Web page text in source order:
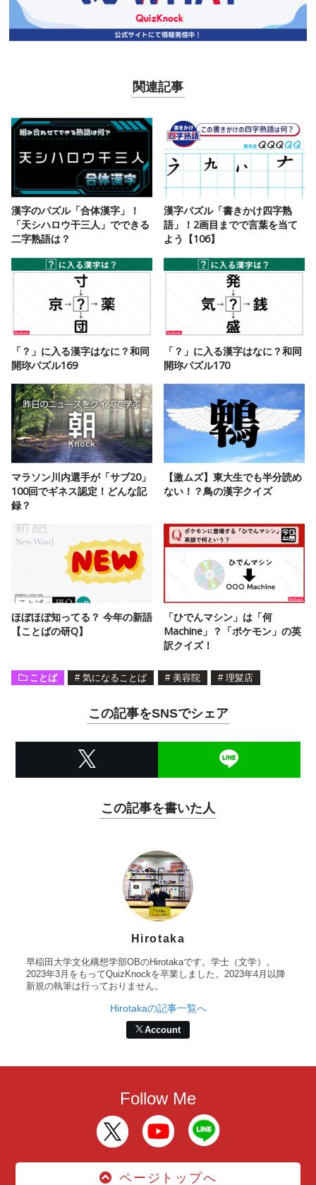
関連記事
漢字のパズル「合体漢字」！
「天シハロウ干三人」でできる
二字熟語は？
漢字パズル「書きかけ四字熟
語」！2画目までで言葉を当て
よう【106】
「？」に入る漢字はなに？和同
開珎パズル169
「？」に入る漢字はなに？和同
開珎パズル170
マラソン川内選手が「サブ20」
100回でギネス認定！どんな記
録？
【激ムズ】東大生でも半分読め
ない！？鳥の漢字クイズ
ほぼほぼ知ってる？ 今年の新語
【ことばの研Q】
「ひでんマシン」は「何
Machine」？「ポケモン」の英
訳クイズ！
ことば # 気になることば # 美容院 # 理髪店
この記事をSNSでシェア
この記事を書いた人
Hirotaka
早稲田大学文化構想学部OBのHirotakaです。学士（文学）。
2023年3月をもってQuizKnockを卒業しました。2023年4月以降
新規の執筆は行っておりません。
Hirotakaの記事一覧へ
Account
Follow Me
ページトップへ